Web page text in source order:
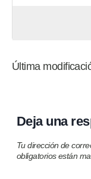
Última
Deja una
Tu dirección de
obligatorios están